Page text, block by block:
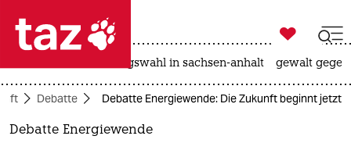
 taz zahl ich
taz zahl ich

taz zahl ich
landtagswahl in sachsen-anhalt gewalt
Debatte Debatte Energiewende: Die Zukunft beginnt jetzt
Debatte Energiewende